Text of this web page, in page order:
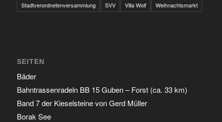
Stadtverordnetenversammlung
SVV Villa Wolf Weihnachtsmarkt
SEITEN
Bäder
Bahntrassenradeln BB 15 Guben – Forst (ca. 33 km)
Band 7 der Kieselsteine von Gerd Müller
Borak See